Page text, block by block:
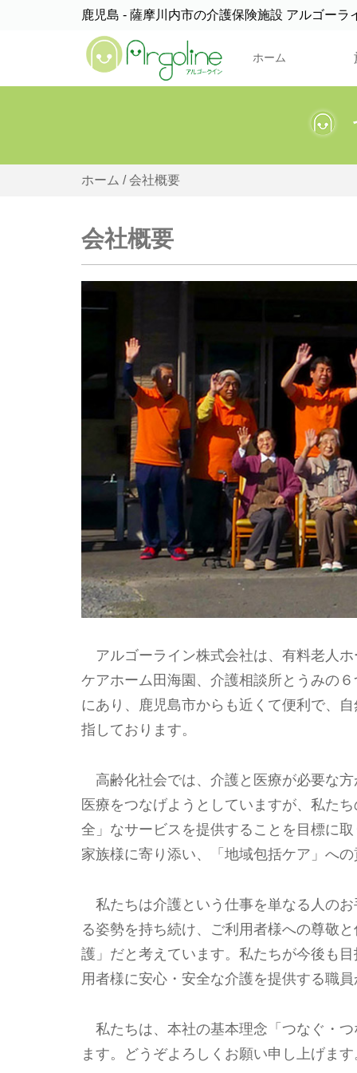
鹿児島 - 薩摩川内市の介護保険施設 アルゴーラ
ホーム
ホーム / 会社概要
会社概要
アルゴーライン株式会社は、有料老人
ケアホーム田海園、介護相談所とうみの
にあり、鹿児島市からも近くて便利で、
指しております。
高齢化社会では、介護と医療が必要な
医療をつなげようとしていますが、私た
全」なサービスを提供することを目標に
家族様に寄り添い、「地域包括ケア」へ
私たちは介護という仕事を単なる人の
る姿勢を持ち続け、ご利用者様への尊敬
護」だと考えています。私たちが今後も
用者様に安心・安全な介護を提供する職
私たちは、本社の基本理念「つなぐ・
ます。どうぞよろしくお願い申し上げます